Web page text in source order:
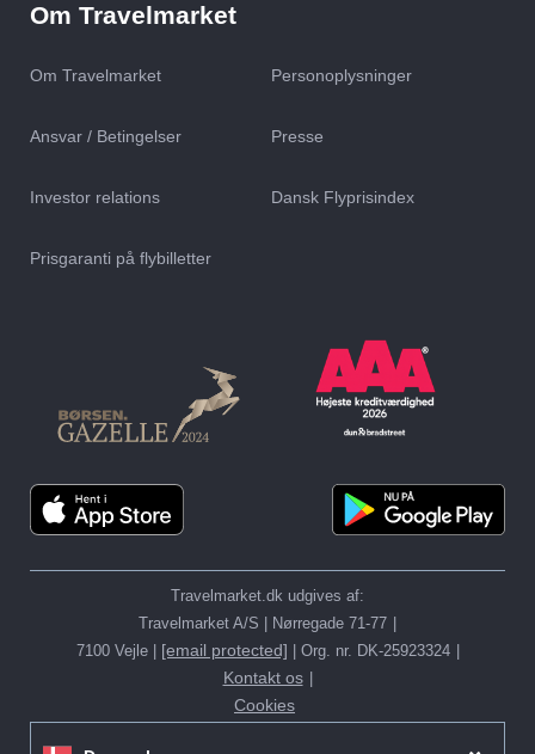
Om Travelmarket
Om Travelmarket Personoplysninger
Ansvar / Betingelser Presse
Investor relations Dansk Flyprisindex
Prisgaranti på flybilletter
Travelmarket.dk udgives af:
Travelmarket A/S | Nørregade 71-77
7100 Vejle | [email protected] | Org. nr. DK-25923324
Kontakt os
Cookies